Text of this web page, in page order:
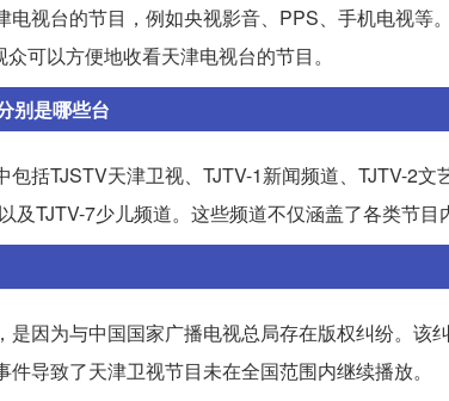
电视台的节目，例如央视影音、PPS、手机电视等
可以方便地收看天津电视台的节目。
别是哪些台
括TJSTV天津卫视、TJTV-1新闻频道、TJTV-2文
及TJTV-7少儿频道。这些频道不仅涵盖了各类节目
是因为与中国国家广播电视总局存在版权纠纷。该
导致了天津卫视节目未在全国范围内继续播放。